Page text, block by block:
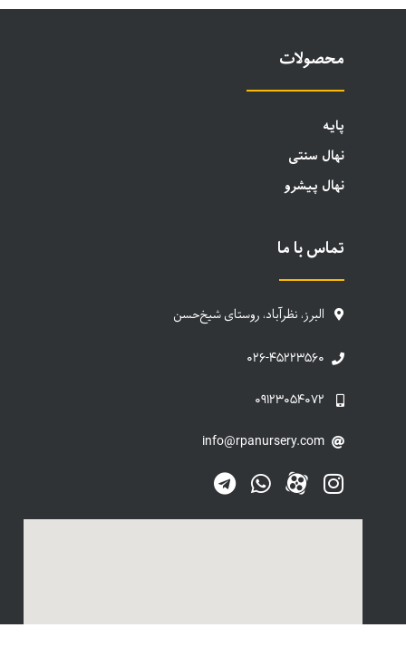
محصولات
پایه
نهال سنتی
نهال پیشرو
تماس با ما
البرز، نظرآباد، روستای شیخ‌حسن
۰۲۶-۴۵۲۲۳۵۶۰
۰۹۱۲۳۰۵۴۰۷۲
info@rpanursery.com